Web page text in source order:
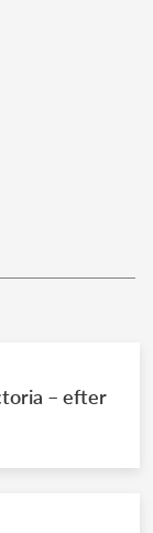
– efter